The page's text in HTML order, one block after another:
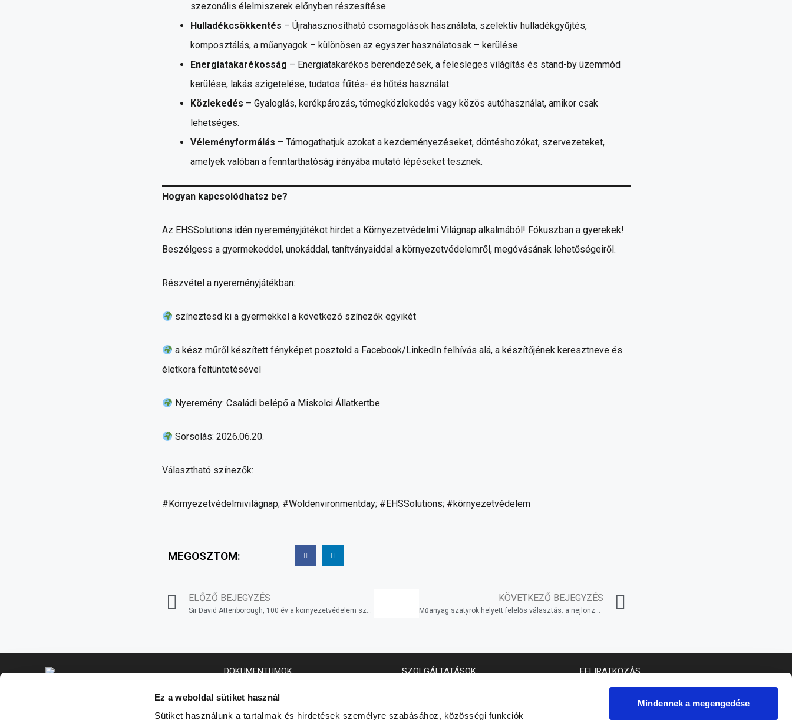
Ez a weboldal sütiket használ
Sütiket használunk a tartalmak és hirdetések személyre szabásához, közösségi funkciók
Mindennek a megengedése
szezonális élelmiszerek előnyben részesítése.
Hulladékcsökkentés – Újrahasznosítható csomagolások használata, szelektív hulladékgyűjtés,
komposztálás, a műanyagok – különösen az egyszer használatosak – kerülése.
Energiatakarékosság – Energiatakarékos berendezések, a felesleges világítás és stand-by üzemmód
kerülése, lakás szigetelése, tudatos fűtés- és hűtés használat.
Közlekedés – Gyaloglás, kerékpározás, tömegközlekedés vagy közös autóhasználat, amikor csak
lehetséges.
Véleményformálás – Támogathatjuk azokat a kezdeményezéseket, döntéshozókat, szervezeteket,
amelyek valóban a fenntarthatóság irányába mutató lépéseket tesznek.
Hogyan kapcsolódhatsz be?
Az EHSSolutions idén nyereményjátékot hirdet a Környezetvédelmi Világnap alkalmából! Fókuszban a gyerekek!
Beszélgess a gyermekeddel, unokáddal, tanítványaiddal a környezetvédelemről, megóvásának lehetőségeiről.
Részvétel a nyereményjátékban:
színeztesd ki a gyermekkel a következő színezők egyikét
a kész műről készített fényképet posztold a Facebook/LinkedIn felhívás alá, a készítőjének keresztneve és
életkora feltüntetésével
Nyeremény: Családi belépő a Miskolci Állatkertbe
Sorsolás: 2026.06.20.
Választható színezők:
#Környezetvédelmivilágnap; #Woldenvironmentday; #EHSSolutions; #környezetvédelem
MEGOSZTOM:
ELŐZŐ BEJEGYZÉS
Sir David Attenborough, 100 év a környezetvédelem szolgálatában
KÖVETKEZŐ BEJEGYZÉS
Műanyag szatyrok helyett felelős választás: a nejlonzacskó-mentes világnap üzenete
DOKUMENTUMOK
Adatvédelmi nyilatkozat
SZOLGÁLTATÁSOK
Tűzvédelem
FELIRATKOZÁS